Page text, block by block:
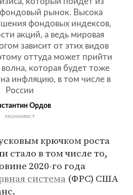
рынок. Высока
фондовых индексов,
акций, а ведь мировая
зависит от этих видов
оттуда может прийти
волна, которая будет тоже
на инфляцию, в том числе в
России
Ордов
экономист
крючком роста
стало в том числе то,
2020-го года
система (ФРС) США